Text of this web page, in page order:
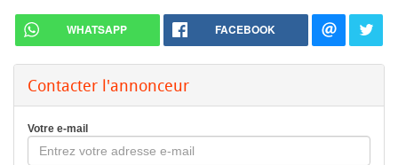
WHATSAPP FACEBOOK
Contacter l'annonceur
Votre e-mail